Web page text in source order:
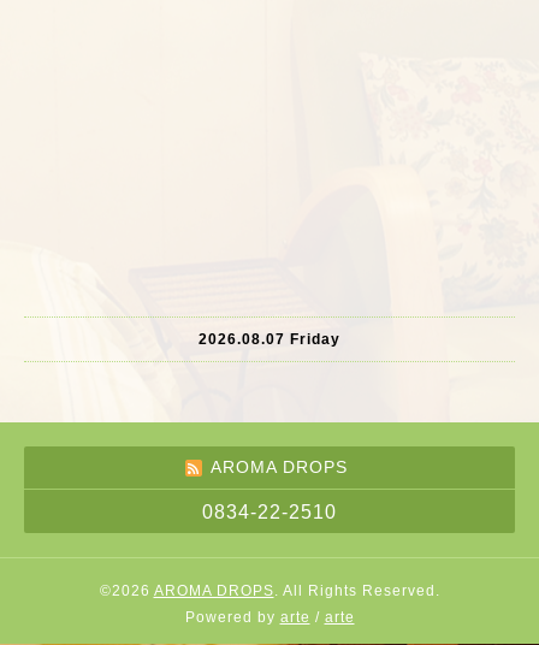
2026.08.07 Friday
AROMA DROPS
0834-22-2510
©2026 AROMA DROPS. All Rights Reserved.
Powered by arte / arte